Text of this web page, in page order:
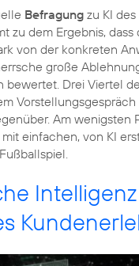
Befragung zu KI
zu dem Ergebnis,
von der konkreten
große
bewertet. Drei Viertel
Am wenigsten
einfachen, von KI